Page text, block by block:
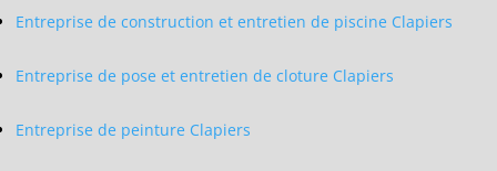
Entreprise de construction et entretien de piscine Clapiers
Entreprise de pose et entretien de cloture Clapiers
Entreprise de peinture Clapiers